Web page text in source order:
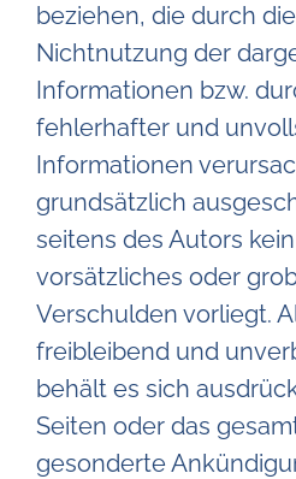
beziehen, die durch
Nichtnutzung der
Informationen bzw.
fehlerhafter und
Informationen
grundsätzlich
seitens des Autors
vorsätzliches oder
Verschulden vorliegt.
freibleibend und
behält es sich
Seiten oder das
gesonderte